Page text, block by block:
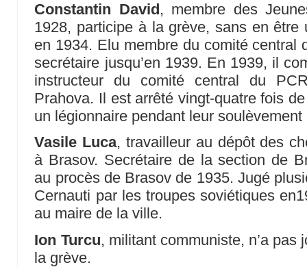
Constantin David, membre des
1928, participe à la grève, sans en être
en 1934. Elu membre du comité central
secrétaire jusqu’en 1939. En 1939, il
instructeur du comité central du
Prahova. Il est arrêté vingt-quatre fois
un légionnaire pendant leur soulèvement
Vasile Luca, travailleur au dépôt des
à Brasov. Secrétaire de la section de
au procès de Brasov de 1935. Jugé
Cernauti par les troupes soviétiques
au maire de la ville.
Ion Turcu, militant communiste, n’a
la grève.